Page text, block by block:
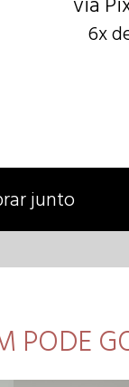
6x
junto
PODE